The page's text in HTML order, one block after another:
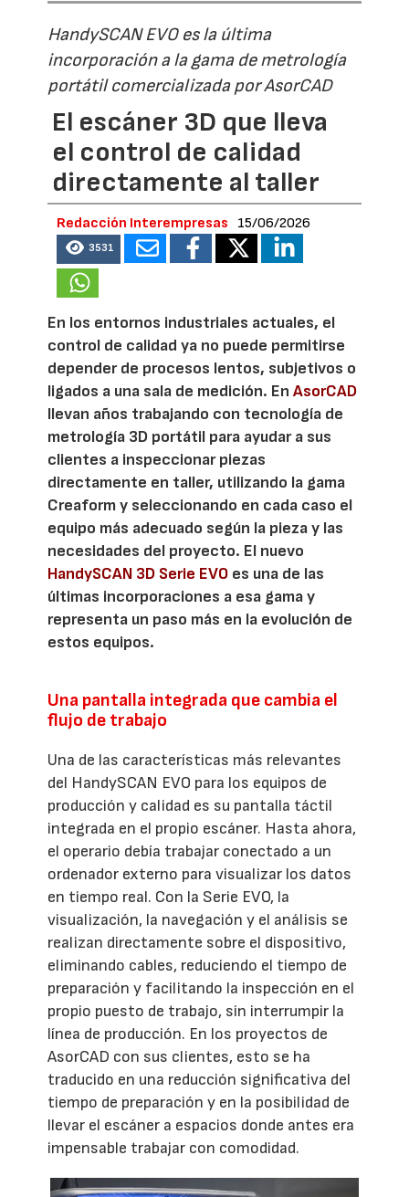
HandySCAN EVO es la última
incorporación a la gama de metrología
portátil comercializada por AsorCAD
El escáner 3D que lleva
el control de calidad
directamente al taller
Redacción Interempresas 15/06/2026
3531
En los entornos industriales actuales, el
control de calidad ya no puede permitirse
depender de procesos lentos, subjetivos o
ligados a una sala de medición. EnAsorCAD
llevan años trabajando con tecnología de
metrología 3D portátil para ayudar a sus
clientes a inspeccionar piezas
directamente en taller, utilizando la gama
Creaform y seleccionando en cada caso el
equipo más adecuado según la pieza y las
necesidades del proyecto. El nuevo
HandySCAN 3D Serie EVO es una de las
últimas incorporaciones a esa gama y
representa un paso más en la evolución de
estos equipos.
Una pantalla integrada que cambia el
flujo de trabajo
Una de las características más relevantes
del HandySCAN EVO para los equipos de
producción y calidad es su pantalla táctil
integrada en el propio escáner. Hasta ahora,
el operario debía trabajar conectado a un
ordenador externo para visualizar los datos
en tiempo real. Con la Serie EVO, la
visualización, la navegación y el análisis se
realizan directamente sobre el dispositivo,
eliminando cables, reduciendo el tiempo de
preparación y facilitando la inspección en el
propio puesto de trabajo, sin interrumpir la
línea de producción. En los proyectos de
AsorCAD con sus clientes, esto se ha
traducido en una reducción significativa del
tiempo de preparación y en la posibilidad de
llevar el escáner a espacios donde antes era
impensable trabajar con comodidad.